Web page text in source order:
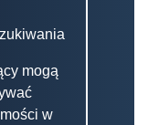
mogą
w